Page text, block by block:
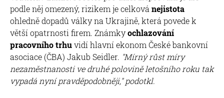
podle něj omezený, rizikem je celková nejistota
ohledně dopadů války na Ukrajině, která povede k
větší opatrnosti firem. Známkyochlazování
pracovního trhuvidí hlavní ekonom České bankovní
asociace (ČBA) Jakub Seidler. "Mírný růst míry
nezaměstnanosti ve druhé polovině letošního roku tak
vypadá nyní pravděpodobněji," podotkl.